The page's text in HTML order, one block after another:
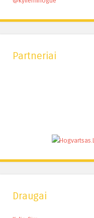
Partneriai
Draugai